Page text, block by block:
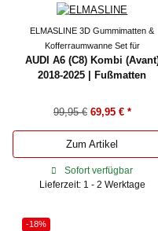
ELMASLINE 3D Gummimatten &
Kofferraumwanne Set für
AUDI A6 (C8) Kombi
2018-2025 | Fußmatten
99,95 € 69,95 € *
Zum Artikel
Sofort verfügbar
Lieferzeit: 1 - 2 Werktage
-18%